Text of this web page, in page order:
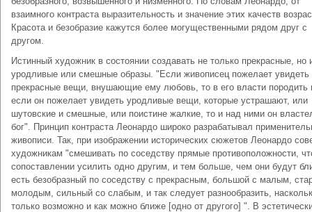
взаимного контраста выразительность и значение этих качеств
Красота и безобразие кажутся более могущественными рядом друг с
другом.
Истинный художник в состоянии создавать не только прекрасные, но
уродливые или смешные образы. "Если живописец пожелает увидеть
прекрасные вещи, внушающие ему любовь, то в его власти породить
если он пожелает увидеть уродливые вещи, которые устрашают, или
шутовские и смешные, или поистине жалкие, то и над ними он
бог". Принцип контраста Леонардо широко разрабатывал
живописи. Так, при изображении исторических сюжетов Леонардо
художникам "смешивать по соседству прямые противоположности,
сопоставлении усилить одно другим, и тем больше, чем они будут
есть безобразный по соседству с прекрасным, большой с малым,
молодым, сильный со слабым, и так следует разнообразить,
только возможно и как можно ближе [одно от другого] ". В